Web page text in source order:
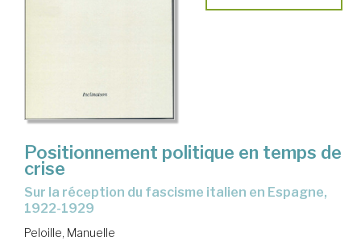
Positionnement politique en temps de
crise
sur la réception du fascisme italien en Espagne,
1922-1929
Peloille, Manuelle